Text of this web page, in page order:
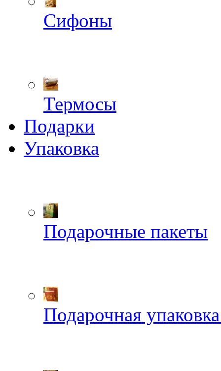
Сифоны
Термосы
Подарки
Упаковка
Подарочные пакеты
Подарочная